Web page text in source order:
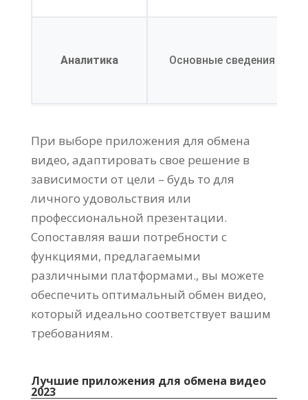
Аналитика Основные сведения
При выборе приложения для обмена
видео, адаптировать свое решение в
зависимости от цели – будь то для
личного удовольствия или
профессиональной презентации.
Сопоставляя ваши потребности с
функциями, предлагаемыми
различными платформами., вы можете
обеспечить оптимальный обмен видео,
который идеально соответствует вашим
требованиям.
Лучшие приложения для обмена видео
2023